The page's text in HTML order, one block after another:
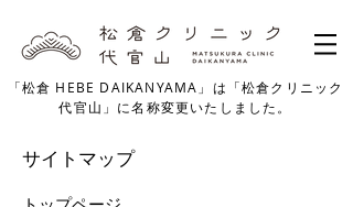
「松倉 HEBE DAIKANYAMA」は「松倉クリニック
代官山」に名称変更いたしました。
サイトマップ